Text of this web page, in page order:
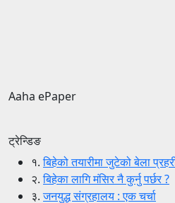
Aaha ePaper
ट्रेन्डिङ
१.बिहेको तयारीमा जुटेको बेला
२.बिहेका लागि मंसिर नै कुर्नु पर्छर ?
३.जनयुद्ध संग्रहालय : एक चर्चा